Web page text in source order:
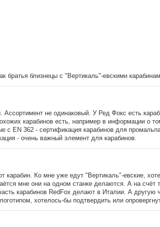
братья близнецы с "Вертикаль"-евскими
Ассортимент не одинаковый. У Ред Фокс есть
карабинов есть, например в информации о
с EN 362 - сертификация карабинов для
- очень важный элемент для карабинов.
карабин. Ко мне уже едут "Вертикаль"-евские,
мне они на одном станке делаются. А на счёт
карабинов RedFox делают в Италии. А
хотелось-бы подтвердить или